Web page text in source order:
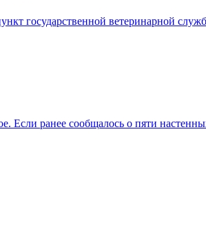
государственной ветеринарной
Если ранее сообщалось о пяти